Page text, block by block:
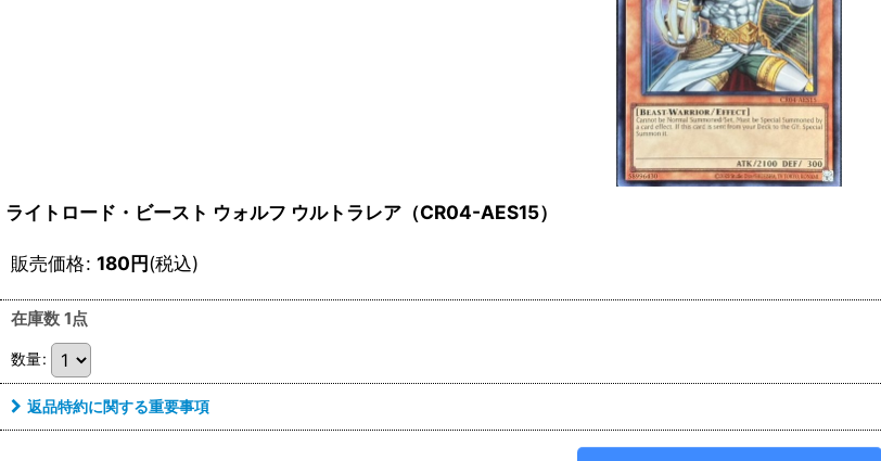
ライトロード・ビースト ウォルフ ウルトラレア（CR04-AES15）
販売価格: 180円(税込)
在庫数 1点
数量:
返品特約に関する重要事項